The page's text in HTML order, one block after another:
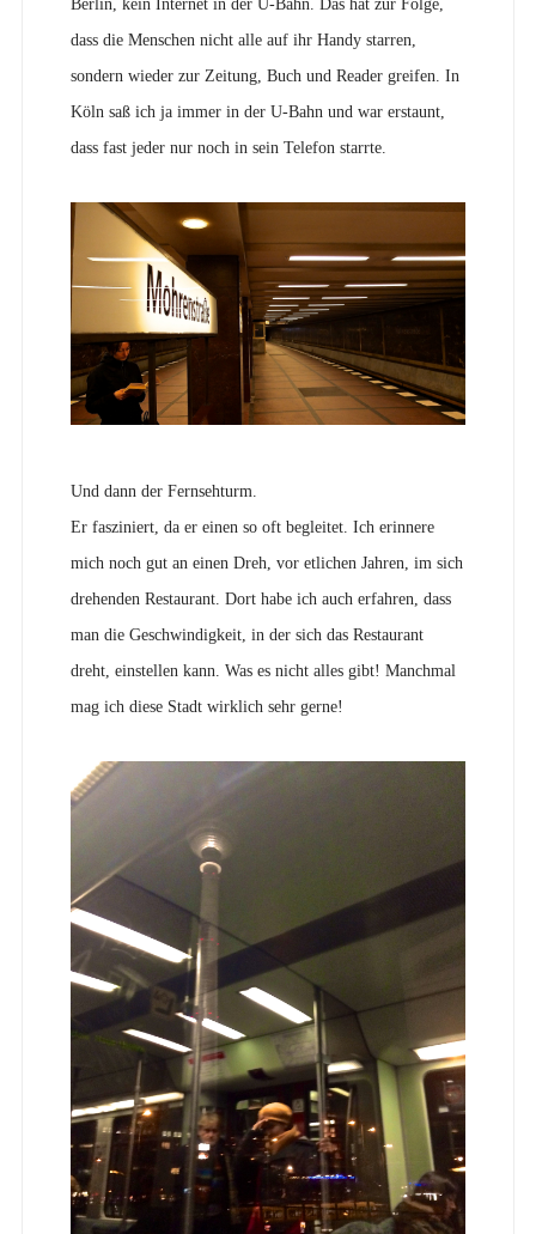
Berlin, kein Internet in der U-Bahn. Das hat zur Folge,
dass die Menschen nicht alle auf ihr Handy starren,
sondern wieder zur Zeitung, Buch und Reader greifen. In
Köln saß ich ja immer in der U-Bahn und war erstaunt,
dass fast jeder nur noch in sein Telefon starrte.
Und dann der Fernsehturm.
Er fasziniert, da er einen so oft begleitet. Ich erinnere
mich noch gut an einen Dreh, vor etlichen Jahren, im sich
drehenden Restaurant. Dort habe ich auch erfahren, dass
man die Geschwindigkeit, in der sich das Restaurant
dreht, einstellen kann. Was es nicht alles gibt! Manchmal
mag ich diese Stadt wirklich sehr gerne!